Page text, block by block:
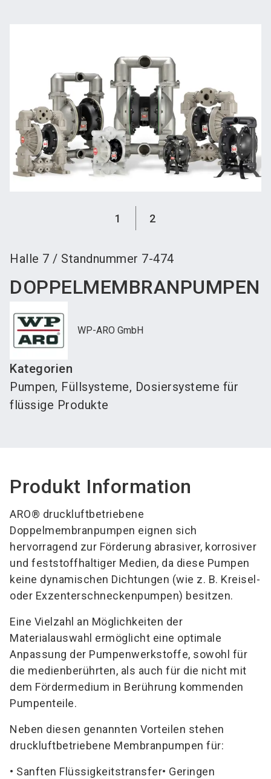
1 2
Halle 7 / Standnummer 7-474
DOPPELMEMBRANPUMPEN
WP-ARO GmbH
Kategorien
Pumpen, Füllsysteme, Dosiersysteme für
flüssige Produkte
Produkt Information
ARO® druckluftbetriebene
Doppelmembranpumpen eignen sich
hervorragend zur Förderung abrasiver, korrosiver
und feststoffhaltiger Medien, da diese Pumpen
keine dynamischen Dichtungen (wie z. B. Kreisel-
oder Exzenterschneckenpumpen) besitzen.
Eine Vielzahl an Möglichkeiten der
Materialauswahl ermöglicht eine optimale
Anpassung der Pumpenwerkstoffe, sowohl für
die medienberührten, als auch für die nicht mit
dem Fördermedium in Berührung kommenden
Pumpenteile.
Neben diesen genannten Vorteilen stehen
druckluftbetriebene Membranpumpen für:
• Sanften Flüssigkeitstransfer• Geringen